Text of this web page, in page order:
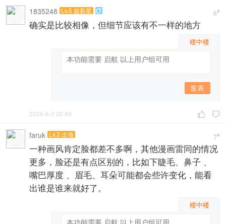
6#
1835248 Lv.5 超新星 
确实是比较相像，但细节应该有不一样的地方
楼中楼
发表
 
2026-6-2 22:40
7#
faruk Lv.3 出海
一种画风肯定脸都差不多啊，其他漫画雷同的情况
更多，脸还是有点区别的，比如下睫毛、鼻子 、
嘴巴厚度 、眉毛、耳朵可能都会些许变化，能看
出谁是谁来就好了。
楼中楼